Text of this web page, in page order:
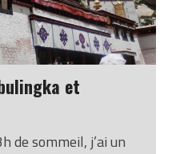
Nous
: les sièges sont
pour les jambes,
et
de sommeil, j’ai un